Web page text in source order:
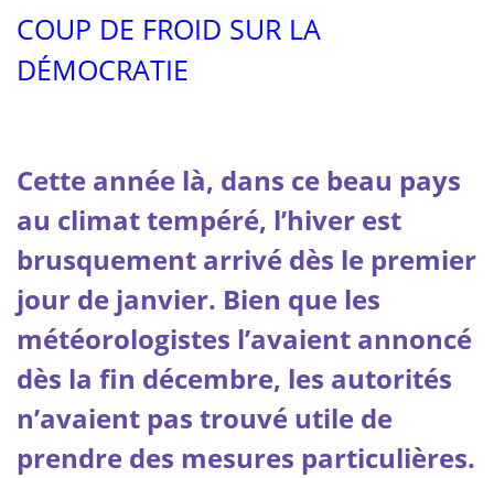
COUP DE FROID SUR LA
DÉMOCRATIE
Cette année là, dans ce beau pays
au climat tempéré, l’hiver est
brusquement arrivé dès le premier
jour de janvier. Bien que les
météorologistes l’avaient annoncé
dès la fin décembre, les autorités
n’avaient pas trouvé utile de
prendre des mesures particulières.